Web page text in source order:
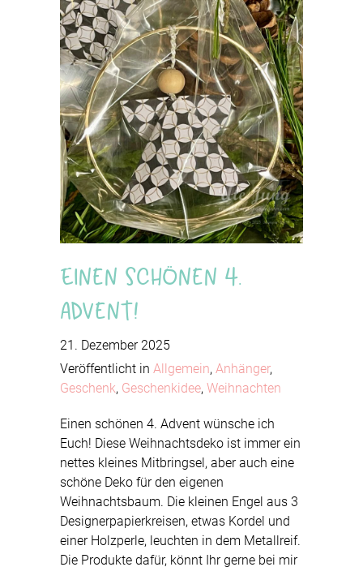
Einen schönen 4.
Advent!
21. Dezember 2025
Veröffentlicht in Allgemein, Anhänger,
Geschenk, Geschenkidee, Weihnachten
Einen schönen 4. Advent wünsche ich
Euch! Diese Weihnachtsdeko ist immer ein
nettes kleines Mitbringsel, aber auch eine
schöne Deko für den eigenen
Weihnachtsbaum. Die kleinen Engel aus 3
Designerpapierkreisen, etwas Kordel und
einer Holzperle, leuchten in dem Metallreif.
Die Produkte dafür, könnt Ihr gerne bei mir